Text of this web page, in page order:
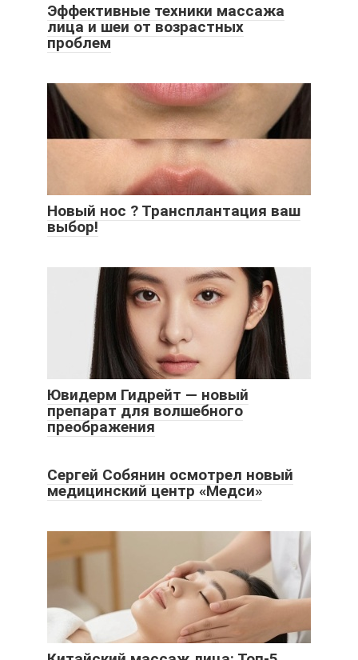
Эффективные техники массажа
лица и шеи от возрастных
проблем
Новый нос ? Трансплантация ваш
выбор!
Ювидерм Гидрейт — новый
препарат для волшебного
преображения
Сергей Собянин осмотрел новый
медицинский центр «Медси»